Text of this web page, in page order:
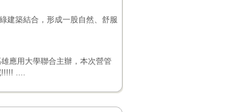
建築結合，形成一股自然、舒服
應用大學聯合主辦，本次營管
!!!!! ....